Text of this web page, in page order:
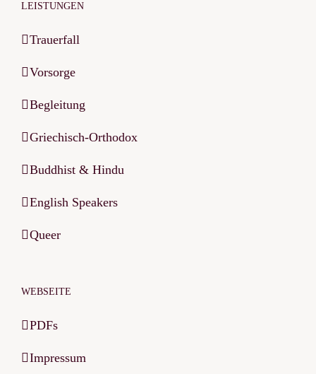
LEISTUNGEN
Trauerfall
Vorsorge
Begleitung
Griechisch-Orthodox
Buddhist & Hindu
English Speakers
Queer
WEBSEITE
PDFs
Impressum